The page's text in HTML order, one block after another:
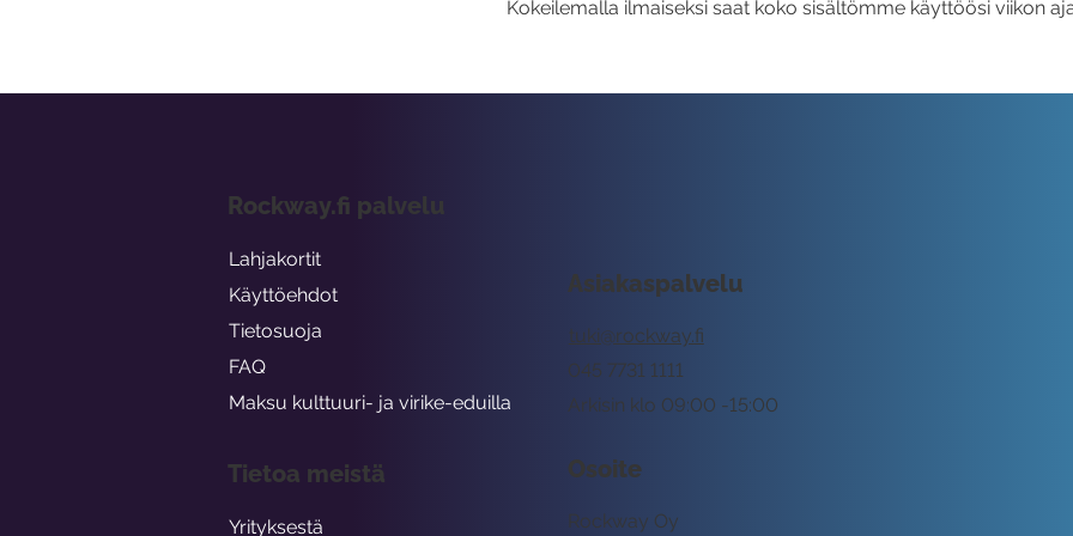
Kokeilemalla ilmaiseksi saat koko sisältömme käyttöösi viikon
Asiakaspalvelu
tuki@rockway.fi
Arkisin klo 09:00 -15:00
045 7731 1111
Osoite
Rockway Oy
Rockway.fi palvelu
Lahjakortit
Käyttöehdot
Tietosuoja
FAQ
Maksu kulttuuri- ja virike-eduilla
Tietoa meistä
Yrityksestä